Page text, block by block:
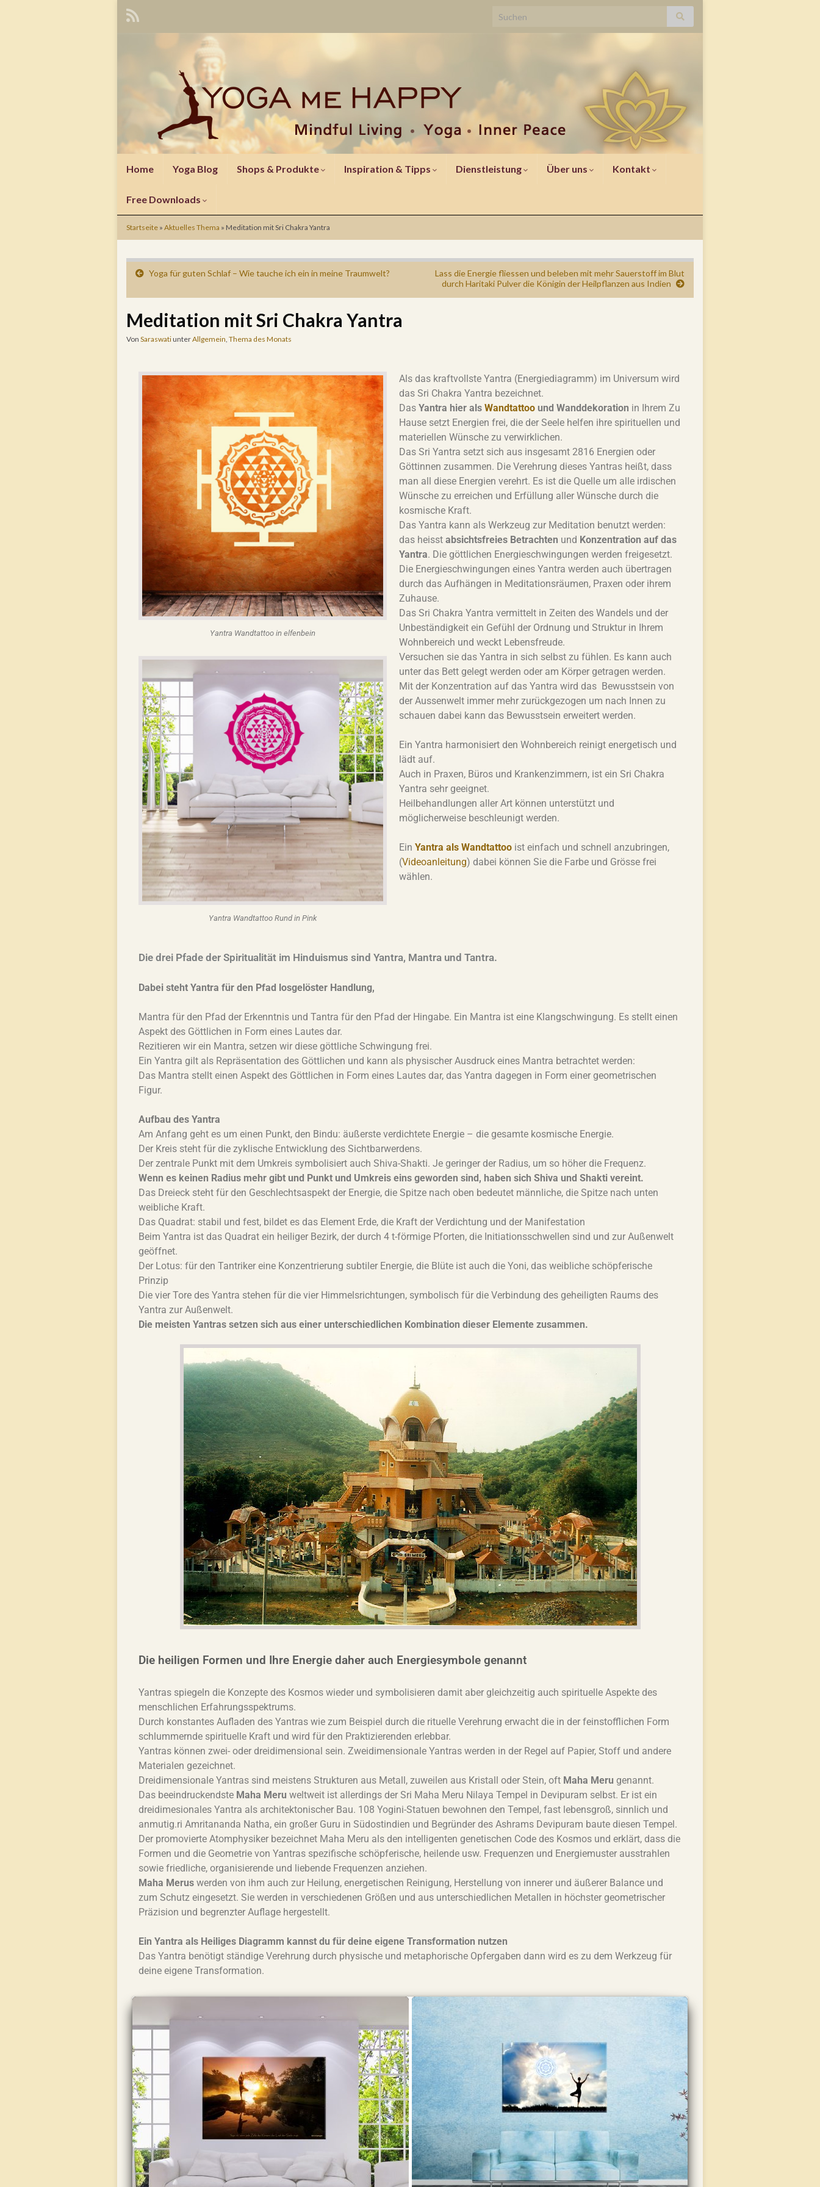
Home Yoga Blog Shops & Produkte Inspiration & Tipps Dienstleistung Über uns Kontakt
Free Downloads
Startseite » Aktuelles Thema » Meditation mit Sri Chakra Yantra
Yoga für guten Schlaf – Wie tauche ich ein in meine Traumwelt?
Lass die Energie fliessen und beleben mit mehr Sauerstoff im Blut
durch Haritaki Pulver die Königin der Heilpflanzen aus Indien
Meditation mit Sri Chakra Yantra
Von SaraswatiunterAllgemein, Thema des Monats
Yantra Wandtattoo in elfenbein
Yantra Wandtattoo Rund in Pink
Als das kraftvollste Yantra (Energiediagramm) im Universum wird
das Sri Chakra Yantra bezeichnet.
DasYantra hier als Wandtattoo und Wanddekoration in Ihrem Zu
Hause setzt Energien frei, die der Seele helfen ihre spirituellen und
materiellen Wünsche zu verwirklichen.
Das Sri Yantra setzt sich aus insgesamt 2816 Energien oder
Göttinnen zusammen. Die Verehrung dieses Yantras heißt, dass
man all diese Energien verehrt. Es ist die Quelle um alle irdischen
Wünsche zu erreichen und Erfüllung aller Wünsche durch die
kosmische Kraft.
Das Yantra kann als Werkzeug zur Meditation benutzt werden:
das heisstabsichtsfreies Betrachten und Konzentration auf das
Yantra. Die göttlichen Energieschwingungen werden freigesetzt.
Die Energieschwingungen eines Yantra werden auch übertragen
durch das Aufhängen in Meditationsräumen, Praxen oder ihrem
Zuhause.
Das Sri Chakra Yantra vermittelt in Zeiten des Wandels und der
Unbeständigkeit ein Gefühl der Ordnung und Struktur in Ihrem
Wohnbereich und weckt Lebensfreude.
Versuchen sie das Yantra in sich selbst zu fühlen. Es kann auch
unter das Bett gelegt werden oder am Körper getragen werden.
Mit der Konzentration auf das Yantra wird das Bewusstsein von
der Aussenwelt immer mehr zurückgezogen um nach Innen zu
schauen dabei kann das Bewusstsein erweitert werden.
Ein Yantra harmonisiert den Wohnbereich reinigt energetisch und
lädt auf.
Auch in Praxen, Büros und Krankenzimmern, ist ein Sri Chakra
Yantra sehr geeignet.
Heilbehandlungen aller Art können unterstützt und
möglicherweise beschleunigt werden.
EinYantra als Wandtattoo ist einfach und schnell anzubringen,
(Videoanleitung) dabei können Sie die Farbe und Grösse frei
wählen.
Die drei Pfade der Spiritualität im Hinduismus sind Yantra, Mantra und Tantra.
Dabei steht Yantra für den Pfad losgelöster Handlung,
Mantra für den Pfad der Erkenntnis und Tantra für den Pfad der Hingabe. Ein Mantra ist eine Klangschwingung. Es stellt einen
Aspekt des Göttlichen in Form eines Lautes dar.
Rezitieren wir ein Mantra, setzen wir diese göttliche Schwingung frei.
Ein Yantra gilt als Repräsentation des Göttlichen und kann als physischer Ausdruck eines Mantra betrachtet werden:
Das Mantra stellt einen Aspekt des Göttlichen in Form eines Lautes dar, das Yantra dagegen in Form einer geometrischen
Figur.
Aufbau des Yantra
Am Anfang geht es um einen Punkt, den Bindu: äußerste verdichtete Energie – die gesamte kosmische Energie.
Der Kreis steht für die zyklische Entwicklung des Sichtbarwerdens.
Der zentrale Punkt mit dem Umkreis symbolisiert auch Shiva-Shakti. Je geringer der Radius, um so höher die Frequenz.
Wenn es keinen Radius mehr gibt und Punkt und Umkreis eins geworden sind, haben sich Shiva und Shakti vereint.
Das Dreieck steht für den Geschlechtsaspekt der Energie, die Spitze nach oben bedeutet männliche, die Spitze nach unten
weibliche Kraft.
Das Quadrat: stabil und fest, bildet es das Element Erde, die Kraft der Verdichtung und der Manifestation
Beim Yantra ist das Quadrat ein heiliger Bezirk, der durch 4 t-förmige Pforten, die Initiationsschwellen sind und zur Außenwelt
geöffnet.
Der Lotus: für den Tantriker eine Konzentrierung subtiler Energie, die Blüte ist auch die Yoni, das weibliche schöpferische
Prinzip
Die vier Tore des Yantra stehen für die vier Himmelsrichtungen, symbolisch für die Verbindung des geheiligten Raums des
Yantra zur Außenwelt.
Die meisten Yantras setzen sich aus einer unterschiedlichen Kombination dieser Elemente zusammen.
Die heiligen Formen und Ihre Energie daher auch Energiesymbole genannt
Yantras spiegeln die Konzepte des Kosmos wieder und symbolisieren damit aber gleichzeitig auch spirituelle Aspekte des
menschlichen Erfahrungsspektrums.
Durch konstantes Aufladen des Yantras wie zum Beispiel durch die rituelle Verehrung erwacht die in der feinstofflichen Form
schlummernde spirituelle Kraft und wird für den Praktizierenden erlebbar.
Yantras können zwei- oder dreidimensional sein. Zweidimensionale Yantras werden in der Regel auf Papier, Stoff und andere
Materialen gezeichnet.
Dreidimensionale Yantras sind meistens Strukturen aus Metall, zuweilen aus Kristall oder Stein, oft Maha Meru genannt.
Das beeindruckendste Maha Meru weltweit ist allerdings der Sri Maha Meru Nilaya Tempel in Devipuram selbst. Er ist ein
dreidimesionales Yantra als architektonischer Bau. 108 Yogini-Statuen bewohnen den Tempel, fast lebensgroß, sinnlich und
anmutig.ri Amritananda Natha, ein großer Guru in Südostindien und Begründer des Ashrams Devipuram baute diesen Tempel.
Der promovierte Atomphysiker bezeichnet Maha Meru als den intelligenten genetischen Code des Kosmos und erklärt, dass die
Formen und die Geometrie von Yantras spezifische schöpferische, heilende usw. Frequenzen und Energiemuster ausstrahlen
sowie friedliche, organisierende und liebende Frequenzen anziehen.
Maha Merus werden von ihm auch zur Heilung, energetischen Reinigung, Herstellung von innerer und äußerer Balance und
zum Schutz eingesetzt. Sie werden in verschiedenen Größen und aus unterschiedlichen Metallen in höchster geometrischer
Präzision und begrenzter Auflage hergestellt.
Ein Yantra als Heiliges Diagramm kannst du für deine eigene Transformation nutzen
Das Yantra benötigt ständige Verehrung durch physische und metaphorische Opfergaben dann wird es zu dem Werkzeug für
deine eigene Transformation.